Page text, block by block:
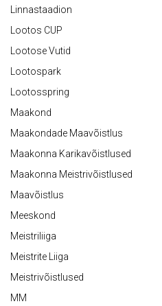
Linnastaadion
Lootos CUP
Lootose Vutid
Lootospark
Lootosspring
Maakond
Maakondade Maavõistlus
Maakonna Karikavõistlused
Maakonna Meistrivõistlused
Maavõistlus
Meeskond
Meistriliiga
Meistrite Liiga
Meistrivõistlused
MM